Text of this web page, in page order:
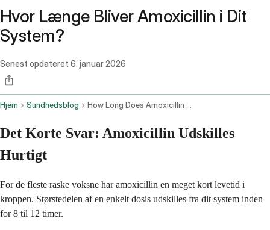
Hvor Længe Bliver Amoxicillin i Dit
System?
Senest opdateret 6. januar 2026
Hjem Sundhedsblog How Long Does Amoxicillin Stay In Your System
Det Korte Svar: Amoxicillin Udskilles
Hurtigt
For de fleste raske voksne har amoxicillin en meget kort levetid i
kroppen. Størstedelen af en enkelt dosis udskilles fra dit system inden
for 8 til 12 timer.